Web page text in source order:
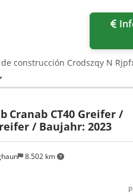
construcción Crodszqy N
8.502 km
Cranab CT40 Greifer /
/ Baujahr: 2023